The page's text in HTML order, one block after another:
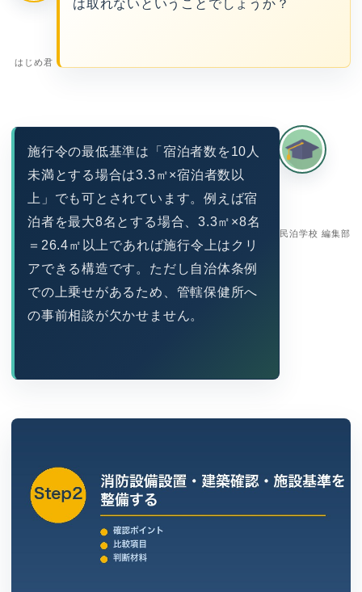
はじめ君
は取れないということでしょうか？
民泊学校 編集部
施行令の最低基準は「宿泊者数を10人
未満とする場合は3.3㎡×宿泊者数以
上」でも可とされています。例えば宿
泊者を最大8名とする場合、3.3㎡×8名
＝26.4㎡以上であれば施行令上はクリ
アできる構造です。ただし自治体条例
での上乗せがあるため、管轄保健所へ
の事前相談が欠かせません。